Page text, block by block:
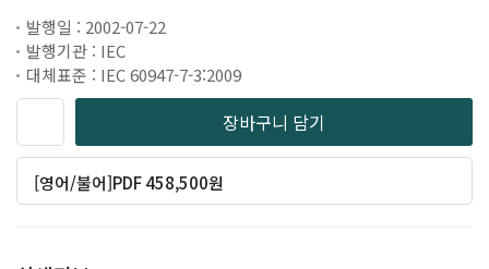
발행일 : 2002-07-22
발행기관 : IEC
대체표준 : IEC 60947-7-3:2009
장바구니 담기
[영어/불어]PDF 458,500원